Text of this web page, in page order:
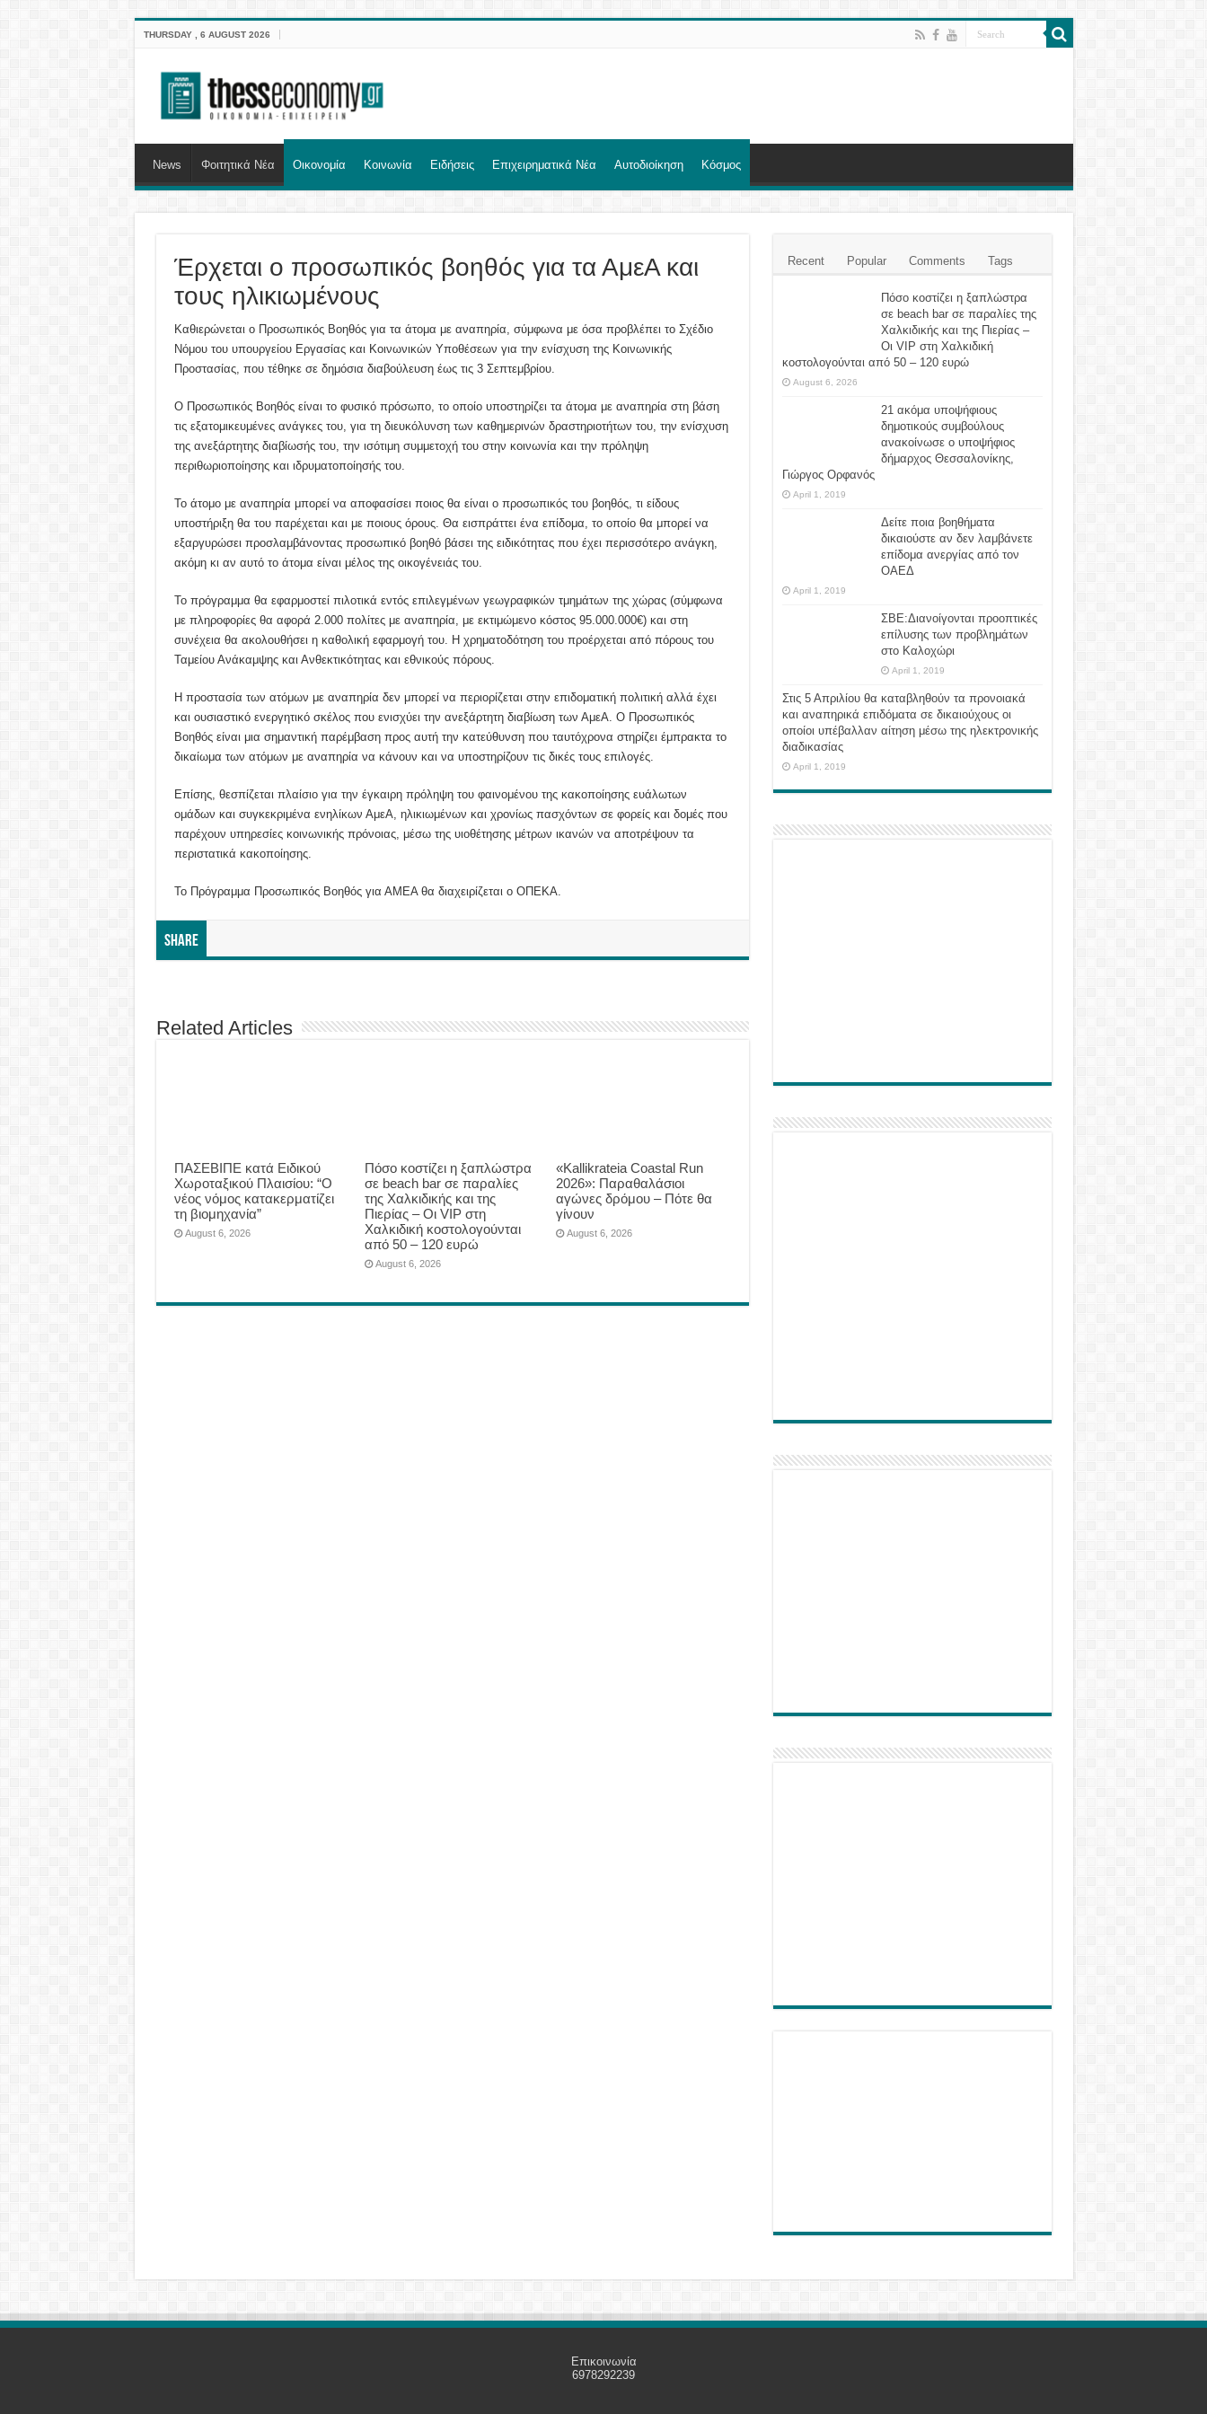
THURSDAY , 6 AUGUST 2026
News Φοιτητικά Νέα Οικονομία Κοινωνία Ειδήσεις Επιχειρηματικά Νέα Αυτοδιοίκηση Κόσμος
Έρχεται ο προσωπικός βοηθός για τα ΑμεΑ και
τους ηλικιωμένους
Καθιερώνεται ο Προσωπικός Βοηθός για τα άτομα με αναπηρία, σύμφωνα με όσα προβλέπει το Σχέδιο
Νόμου του υπουργείου Εργασίας και Κοινωνικών Υποθέσεων για την ενίσχυση της Κοινωνικής
Προστασίας, που τέθηκε σε δημόσια διαβούλευση έως τις 3 Σεπτεμβρίου.
Ο Προσωπικός Βοηθός είναι το φυσικό πρόσωπο, το οποίο υποστηρίζει τα άτομα με αναπηρία στη βάση
τις εξατομικευμένες ανάγκες του, για τη διευκόλυνση των καθημερινών δραστηριοτήτων του, την ενίσχυση
της ανεξάρτητης διαβίωσής του, την ισότιμη συμμετοχή του στην κοινωνία και την πρόληψη
περιθωριοποίησης και ιδρυματοποίησής του.
Το άτομο με αναπηρία μπορεί να αποφασίσει ποιος θα είναι ο προσωπικός του βοηθός, τι είδους
υποστήριξη θα του παρέχεται και με ποιους όρους. Θα εισπράττει ένα επίδομα, το οποίο θα μπορεί να
εξαργυρώσει προσλαμβάνοντας προσωπικό βοηθό βάσει της ειδικότητας που έχει περισσότερο ανάγκη,
ακόμη κι αν αυτό το άτομα είναι μέλος της οικογένειάς του.
To πρόγραμμα θα εφαρμοστεί πιλοτικά εντός επιλεγμένων γεωγραφικών τμημάτων της χώρας (σύμφωνα
με πληροφορίες θα αφορά 2.000 πολίτες με αναπηρία, με εκτιμώμενο κόστος 95.000.000€) και στη
συνέχεια θα ακολουθήσει η καθολική εφαρμογή του. Η χρηματοδότηση του προέρχεται από πόρους του
Ταμείου Ανάκαμψης και Ανθεκτικότητας και εθνικούς πόρους.
Η προστασία των ατόμων με αναπηρία δεν μπορεί να περιορίζεται στην επιδοματική πολιτική αλλά έχει
και ουσιαστικό ενεργητικό σκέλος που ενισχύει την ανεξάρτητη διαβίωση των ΑμεΑ. Ο Προσωπικός
Βοηθός είναι μια σημαντική παρέμβαση προς αυτή την κατεύθυνση που ταυτόχρονα στηρίζει έμπρακτα το
δικαίωμα των ατόμων με αναπηρία να κάνουν και να υποστηρίζουν τις δικές τους επιλογές.
Επίσης, θεσπίζεται πλαίσιο για την έγκαιρη πρόληψη του φαινομένου της κακοποίησης ευάλωτων
ομάδων και συγκεκριμένα ενηλίκων ΑμεΑ, ηλικιωμένων και χρονίως πασχόντων σε φορείς και δομές που
παρέχουν υπηρεσίες κοινωνικής πρόνοιας, μέσω της υιοθέτησης μέτρων ικανών να αποτρέψουν τα
περιστατικά κακοποίησης.
Το Πρόγραμμα Προσωπικός Βοηθός για ΑΜΕΑ θα διαχειρίζεται ο ΟΠΕΚΑ.
Share
Related Articles
ΠΑΣΕΒΙΠΕ κατά Ειδικού
Χωροταξικού Πλαισίου: “Ο
νέος νόμος κατακερματίζει
τη βιομηχανία”
August 6, 2026
Πόσο κοστίζει η ξαπλώστρα
σε beach bar σε παραλίες
της Χαλκιδικής και της
Πιερίας – Οι VIP στη
Χαλκιδική κοστολογούνται
από 50 – 120 ευρώ
August 6, 2026
«Kallikrateia Coastal Run
2026»: Παραθαλάσιοι
αγώνες δρόμου – Πότε θα
γίνουν
August 6, 2026
Recent Popular Comments Tags
Πόσο κοστίζει η ξαπλώστρα
σε beach bar σε παραλίες της
Χαλκιδικής και της Πιερίας –
Οι VIP στη Χαλκιδική
κοστολογούνται από 50 – 120 ευρώ
August 6, 2026
21 ακόμα υποψήφιους
δημοτικούς συμβούλους
ανακοίνωσε ο υποψήφιος
δήμαρχος Θεσσαλονίκης,
Γιώργος Ορφανός
April 1, 2019
Δείτε ποια βοηθήματα
δικαιούστε αν δεν λαμβάνετε
επίδομα ανεργίας από τον
ΟΑΕΔ
April 1, 2019
ΣΒΕ:Διανοίγονται προοπτικές
επίλυσης των προβλημάτων
στο Καλοχώρι
April 1, 2019
Στις 5 Απριλίου θα καταβληθούν τα προνοιακά
και αναπηρικά επιδόματα σε δικαιούχους οι
οποίοι υπέβαλλαν αίτηση μέσω της ηλεκτρονικής
διαδικασίας
April 1, 2019
Επικοινωνία
6978292239